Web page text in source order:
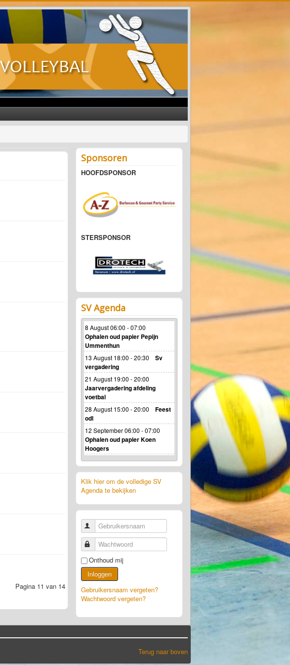
Pagina 11 van 14
Sponsoren
HOOFDSPONSOR
STERSPONSOR
SV Agenda
8 August 06:00 - 07:00
Ophalen oud papier Pepijn
Ummenthun
13 August 18:00 - 20:30
Sv
vergadering
21 August 19:00 - 20:00
Jaarvergadering afdeling
voetbal
28 August 15:00 - 20:00
Feest
odl
12 September 06:00 - 07:00
Ophalen oud papier Koen
Hoogers
Klik hier om de volledige SV
Agenda te bekijken
Gebruikersnaam
Wachtwoord
Onthoud mij
Inloggen
Gebruikersnaam vergeten?
Wachtwoord vergeten?
Terug naar boven